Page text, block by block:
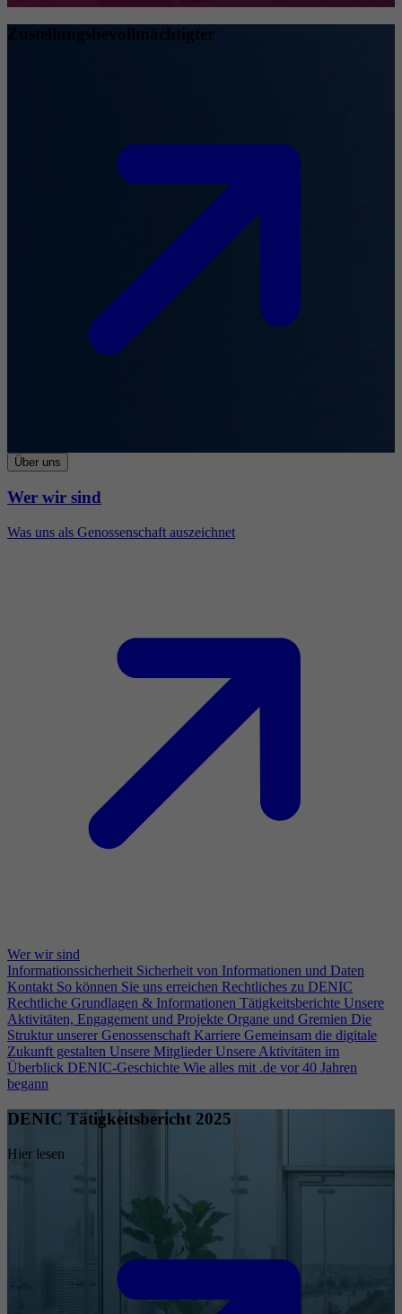
Zustellungsbevollmächtigter
Über uns
Wer wir sind
Was uns als Genossenschaft auszeichnet
Wer wir sind
Informationssicherheit Sicherheit von Informationen und Daten
Kontakt So können Sie uns erreichen Rechtliches zu DENIC
Rechtliche Grundlagen & Informationen Tätigkeitsberichte Unsere
Aktivitäten, Engagement und Projekte Organe und Gremien Die
Struktur unserer Genossenschaft Karriere Gemeinsam die digitale
Zukunft gestalten Unsere Mitglieder Unsere Aktivitäten im
Überblick DENIC-Geschichte Wie alles mit .de vor 40 Jahren
begann
DENIC Tätigkeitsbericht 2025
Hier lesen